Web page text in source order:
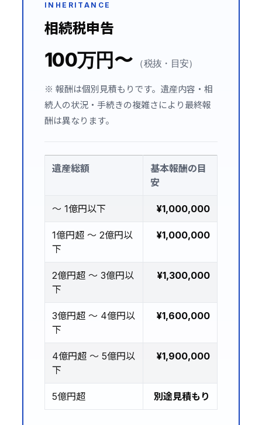
INHERITANCE
相続税申告
100万円〜 （税抜・目安）
※ 報酬は個別見積もりです。遺産内容・相
続人の状況・手続きの複雑さにより最終報
酬は異なります。
遺産総額
基本報酬の目
安
〜 1億円以下 ¥1,000,000
1億円超 〜 2億円以
下
¥1,000,000
2億円超 〜 3億円以
下
¥1,300,000
3億円超 〜 4億円以
下
¥1,600,000
4億円超 〜 5億円以
下
¥1,900,000
5億円超 別途見積もり